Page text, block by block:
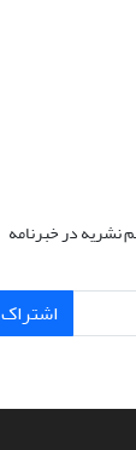
نشریه در خبرنامه
اشتراک